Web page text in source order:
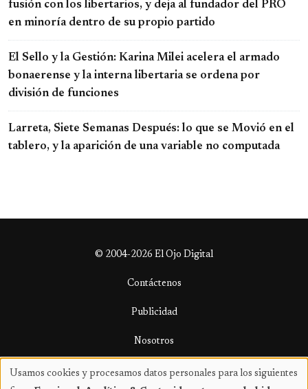
fusión con los libertarios, y deja al fundador del PRO
en minoría dentro de su propio partido
El Sello y la Gestión: Karina Milei acelera el armado
bonaerense y la interna libertaria se ordena por
división de funciones
Larreta, Siete Semanas Después: lo que se Movió en el
tablero, y la aparición de una variable no computada
© 2004-2026 El Ojo Digital
Contáctenos
Publicidad
Nosotros
Términos y condiciones
Uso
Usamos cookies y procesamos datos personales para los siguientes